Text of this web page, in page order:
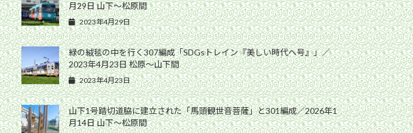
月29日 山下〜松原間
2023年4月29日
緑の絨毯の中を行く307編成「SDGsトレイン『美しい時代へ号』」／
2023年4月23日 松原〜山下間
2023年4月23日
山下1号踏切道脇に建立された「馬頭観世音菩薩」と301編成／2026年1
月14日 山下〜松原間